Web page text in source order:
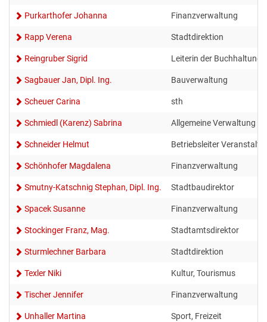
Purkarthofer Johanna Finanzverwaltung
Rapp Verena Stadtdirektion
Reingruber Sigrid Leiterin der Buchhaltung
Sagbauer Jan, Dipl. Ing. Bauverwaltung
Scheuer Carina sth
Schmiedl (Karenz) Sabrina Allgemeine Verwaltung
Schneider Helmut Betriebsleiter
Schönhofer Magdalena Finanzverwaltung
Smutny-Katschnig Stephan, Dipl. Ing. Stadtbaudirektor
Spacek Susanne Finanzverwaltung
Stockinger Franz, Mag. Stadtamtsdirektor
Sturmlechner Barbara Stadtdirektion
Texler Niki Kultur, Tourismus
Tischer Jennifer Finanzverwaltung
Unhaller Martina Sport, Freizeit